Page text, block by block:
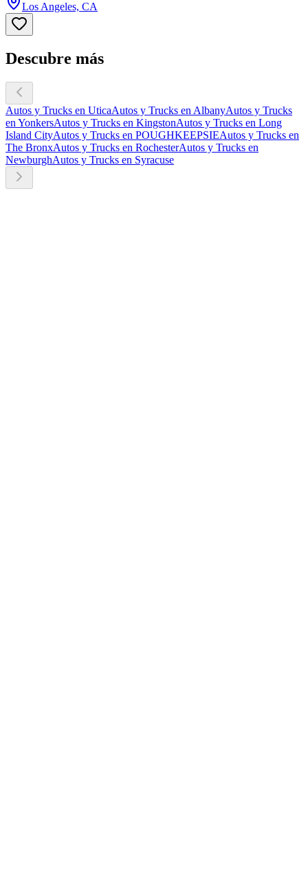
Los Angeles, CA
Descubre más
Autos y Trucks en UticaAutos y Trucks en AlbanyAutos y Trucks
en YonkersAutos y Trucks en KingstonAutos y Trucks en Long
Island CityAutos y Trucks en POUGHKEEPSIEAutos y Trucks en
The BronxAutos y Trucks en RochesterAutos y Trucks en
NewburghAutos y Trucks en Syracuse